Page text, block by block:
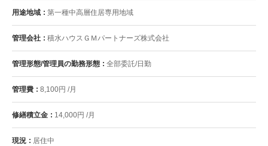
用途地域 第一種中高層住居専用地域
管理会社 積水ハウスＧＭパートナーズ株式会社
管理形態/管理員の勤務形態 全部委託/日勤
管理費 8,100円 /月
修繕積立金 14,000円 /月
現況 居住中